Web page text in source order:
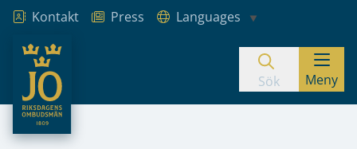
Hoppa till innehåll
Kontakt Press
Languages
JO – Riksdagens Ombudsmän
Sök Meny